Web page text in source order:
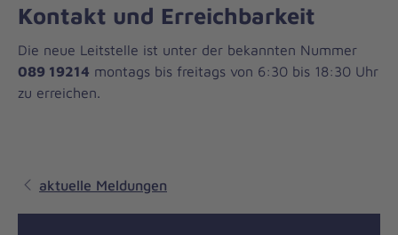
Kontakt und Erreichbarkeit
Die neue Leitstelle ist unter der bekannten Nummer
089 19214 montags bis freitags von 6:30 bis 18:30 Uhr
zu erreichen.
aktuelle Meldungen